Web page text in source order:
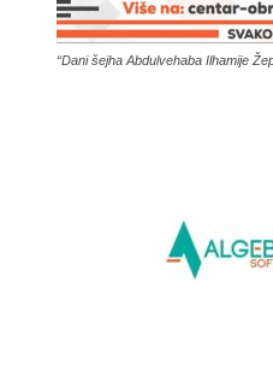
“Dani šejha Abdulvehaba Ilhamije